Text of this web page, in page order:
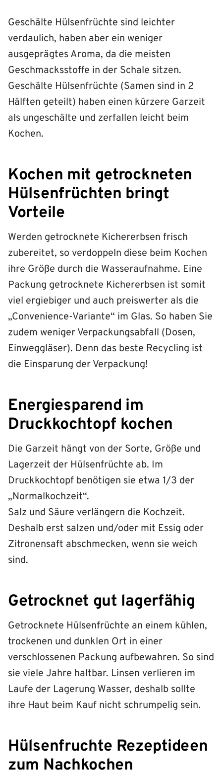
Geschälte Hülsenfrüchte sind leichter
verdaulich, haben aber ein weniger
ausgeprägtes Aroma, da die meisten
Geschmacksstoffe in der Schale sitzen.
Geschälte Hülsenfrüchte (Samen sind in 2
Hälften geteilt) haben einen kürzere Garzeit
als ungeschälte und zerfallen leicht beim
Kochen.
Kochen mit getrockneten
Hülsenfrüchten bringt
Vorteile
Werden getrocknete Kichererbsen frisch
zubereitet, so verdoppeln diese beim Kochen
ihre Größe durch die Wasseraufnahme. Eine
Packung getrocknete Kichererbsen ist somit
viel ergiebiger und auch preiswerter als die
„Convenience-Variante“ im Glas. So haben Sie
zudem weniger Verpackungsabfall (Dosen,
Einweggläser). Denn das beste Recycling ist
die Einsparung der Verpackung!
Energiesparend im
Druckkochtopf kochen
Die Garzeit hängt von der Sorte, Größe und
Lagerzeit der Hülsenfrüchte ab. Im
Druckkochtopf benötigen sie etwa 1/3 der
„Normalkochzeit“.
Salz und Säure verlängern die Kochzeit.
Deshalb erst salzen und/oder mit Essig oder
Zitronensaft abschmecken, wenn sie weich
sind.
Getrocknet gut lagerfähig
Getrocknete Hülsenfrüchte an einem kühlen,
trockenen und dunklen Ort in einer
verschlossenen Packung aufbewahren. So sind
sie viele Jahre haltbar. Linsen verlieren im
Laufe der Lagerung Wasser, deshalb sollte
ihre Haut beim Kauf nicht schrumpelig sein.
Hülsenfruchte Rezeptideen
zum Nachkochen